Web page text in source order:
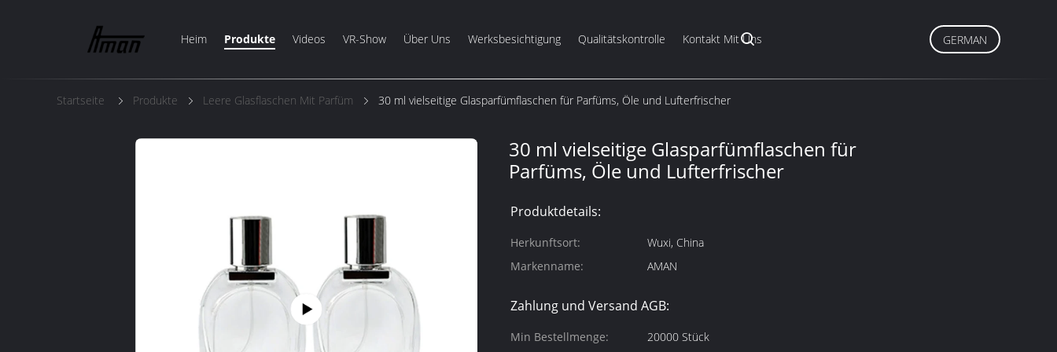
Heim Produkte Videos VR-Show Über Uns Werksbesichtigung Qualitätskontrolle Kontakt Mit Uns GERMAN
Startseite Produkte Leere Glasflaschen Mit Parfüm 30 ml vielseitige Glasparfümflaschen für Parfüms, Öle und Lufterfrischer
30 ml vielseitige Glasparfümflaschen für
Parfüms, Öle und Lufterfrischer
Produktdetails:
Herkunftsort:
Wuxi, China
Markenname:
AMAN
Zahlung und Versand AGB:
Min Bestellmenge:
20000 Stück